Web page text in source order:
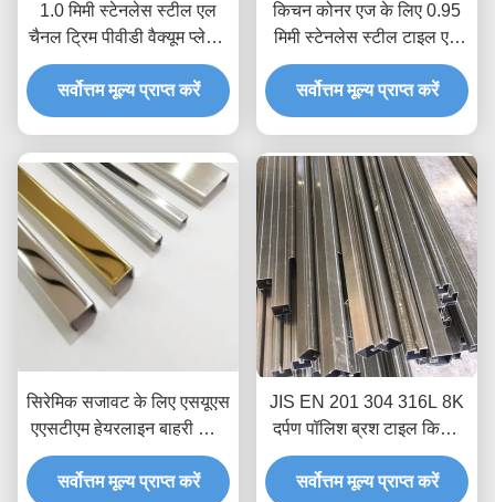
1.0 मिमी स्टेनलेस स्टील एल
चैनल ट्रिम पीवीडी वैक्यूम प्लेटिंग
टाइटेनियम
सर्वोत्तम मूल्य प्राप्त करें
किचन कोनर एज के लिए 0.95
मिमी स्टेनलेस स्टील टाइल एज
ट्रिम कस्टम मेटल लाइन ब्रश
मोल्डिंग
सर्वोत्तम मूल्य प्राप्त करें
सिरेमिक सजावट के लिए एसयूएस
एएसटीएम हेयरलाइन बाहरी कोने
टाइल एज ट्रिम
सर्वोत्तम मूल्य प्राप्त करें
JIS EN 201 304 316L 8K
दर्पण पॉलिश ब्रश टाइल किनारे
ट्रिम फर्श दीवार किनारे सजावटी
सुरक्षा के लिए
सर्वोत्तम मूल्य प्राप्त करें